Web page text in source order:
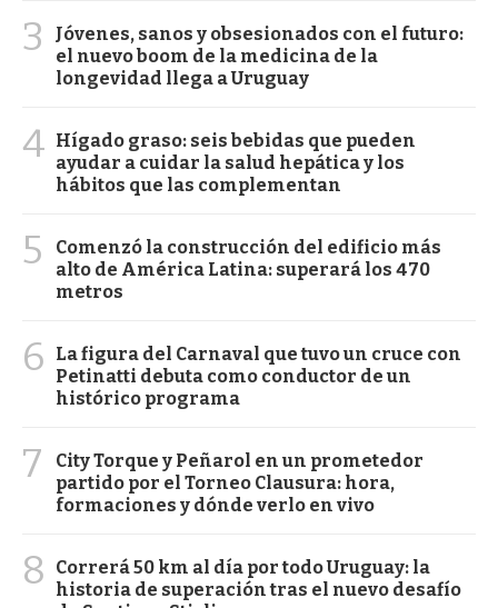
3
Jóvenes, sanos y obsesionados con el futuro:
el nuevo boom de la medicina de la
longevidad llega a Uruguay
4 Hígado graso: seis bebidas que pueden
ayudar a cuidar la salud hepática y los
hábitos que las complementan
5
Comenzó la construcción del edificio más
alto de América Latina: superará los 470
metros
6
La figura del Carnaval que tuvo un cruce con
Petinatti debuta como conductor de un
histórico programa
7
City Torque y Peñarol en un prometedor
partido por el Torneo Clausura: hora,
formaciones y dónde verlo en vivo
8
Correrá 50 km al día por todo Uruguay: la
historia de superación tras el nuevo desafío